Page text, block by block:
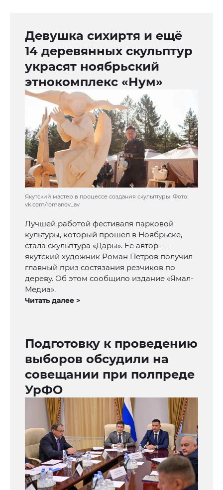
Девушка сихиртя и ещё
14 деревянных скульптур
украсят ноябрьский
этнокомплекс «Нум»
Якутский мастер в процессе создания скульптуры. Фото:
vk.com/romanov_av
Лучшей работой фестиваля парковой
культуры, который прошел в Ноябрьске,
стала скульптура «Дары». Ее автор —
якутский художник Роман Петров получил
главный приз состязания резчиков по
дереву. Об этом сообщило издание «Ямал-
Медиа».
Читать далее >
Подготовку к проведению
выборов обсудили на
совещании при полпреде
УрФО